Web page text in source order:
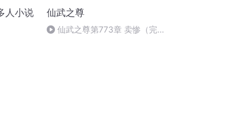
人小说
仙武之尊
仙武之尊第773章 卖惨（完